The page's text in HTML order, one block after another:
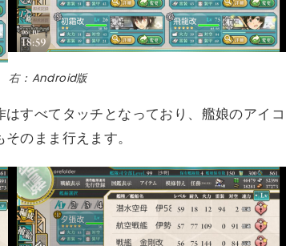
右：Android版
すべてタッチとなっており、艦娘のアイコ
のまま行えます。